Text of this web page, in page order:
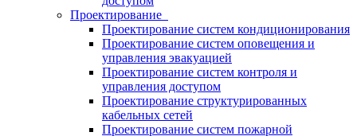
Проектирование
Проектирование систем кондиционирования
Проектирование систем оповещения и
управления эвакуацией
Проектирование систем контроля и
управления доступом
Проектирование структурированных
кабельных сетей
Проектирование систем пожарной